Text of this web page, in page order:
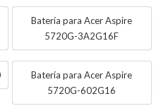
Batería para Acer Aspire
5720G-3A2G16F
Batería para Acer Aspire
5720G-602G16